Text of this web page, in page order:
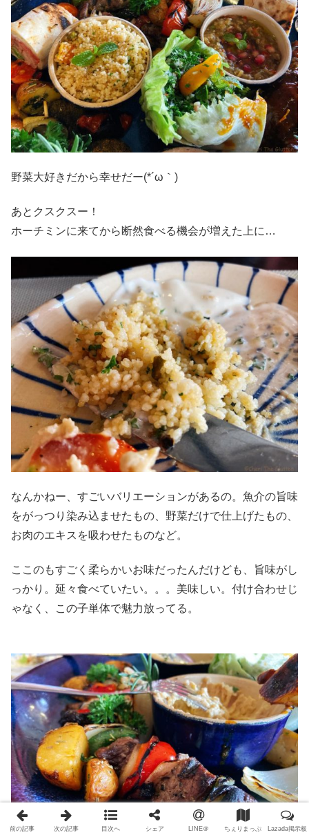
野菜大好きだから幸せだー(*´ω｀)
あとクスクスー！
ホーチミンに来てから断然食べる機会が増えた上に…
なんかねー、すごいバリエーションがあるの。魚介の旨味
をがっつり染み込ませたもの、野菜だけで仕上げたもの、
お肉のエキスを吸わせたものなど。
ここのもすごく柔らかいお味だったんだけども、旨味がし
っかり。延々食べていたい。。。美味しい。付け合わせじ
ゃなく、この子単体で魅力放ってる。
前の記事 次の記事 目次へ シェア LINE＠ ちぇりまっぷ Lazada掲示板